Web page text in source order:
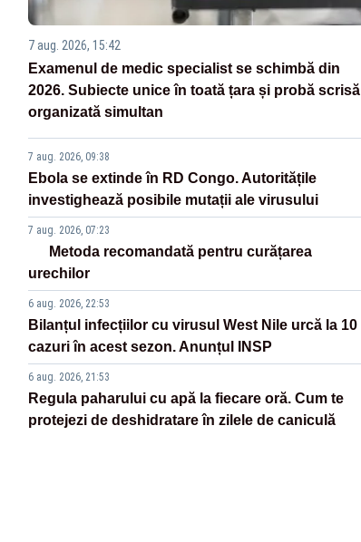
7 aug. 2026, 15:42
Examenul de medic specialist se schimbă din
2026. Subiecte unice în toată țara și probă scrisă
organizată simultan
7 aug. 2026, 09:38
Ebola se extinde în RD Congo. Autoritățile
investighează posibile mutații ale virusului
7 aug. 2026, 07:23
Metoda recomandată pentru curățarea
urechilor
6 aug. 2026, 22:53
Bilanțul infecțiilor cu virusul West Nile urcă la 10
cazuri în acest sezon. Anunțul INSP
6 aug. 2026, 21:53
Regula paharului cu apă la fiecare oră. Cum te
protejezi de deshidratare în zilele de caniculă